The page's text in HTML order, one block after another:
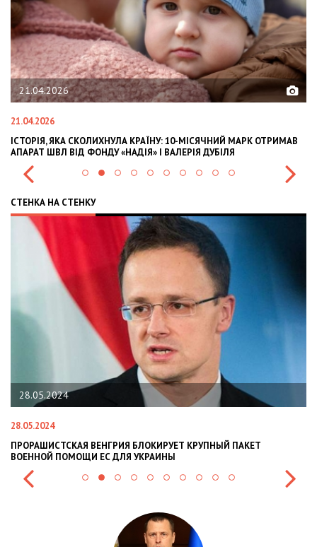
21.04.2026
21.04.2026
ІСТОРІЯ, ЯКА СКОЛИХНУЛА КРАЇНУ: 10-МІСЯЧНИЙ МАРК ОТРИМАВ
АПАРАТ ШВЛ ВІД ФОНДУ «НАДІЯ» І ВАЛЕРІЯ ДУБІЛЯ
СТЕНКА НА СТЕНКУ
28.05.2024
28.05.2024
ПРОРАШИСТСКАЯ ВЕНГРИЯ БЛОКИРУЕТ КРУПНЫЙ ПАКЕТ
ВОЕННОЙ ПОМОЩИ ЕС ДЛЯ УКРАИНЫ